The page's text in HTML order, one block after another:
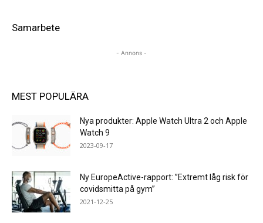
Samarbete
- Annons -
MEST POPULÄRA
Nya produkter: Apple Watch Ultra 2 och Apple
Watch 9
2023-09-17
Ny EuropeActive-rapport: ”Extremt låg risk för
covidsmitta på gym”
2021-12-25